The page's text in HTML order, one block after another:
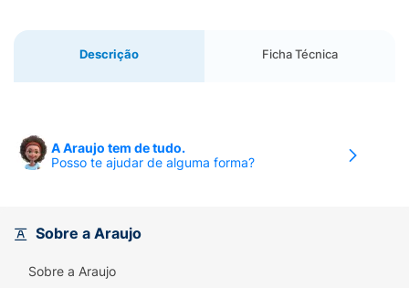
Descrição Ficha Técnica
A Araujo tem de tudo.
Posso te ajudar de alguma forma?
Sobre a Araujo
Sobre a Araujo